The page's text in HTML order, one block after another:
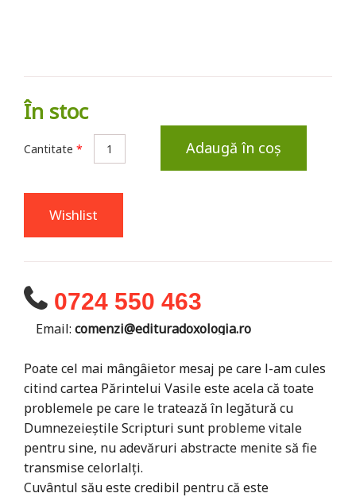
În stoc
Cantitate * Adaugă în coș
Wishlist
0724 550 463
Email: comenzi@edituradoxologia.ro
Poate cel mai mângâietor mesaj pe care l-am cules
citind cartea Părintelui Vasile este acela că toate
problemele pe care le tratează în legătură cu
Dumnezeieștile Scripturi sunt probleme vitale
pentru sine, nu adevăruri abstracte menite să fie
transmise celorlalți.
Cuvântul său este credibil pentru că este